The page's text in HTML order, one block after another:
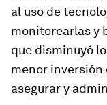
al uso de
monitorearlas y
que disminuyó
menor inversión
asegurar y